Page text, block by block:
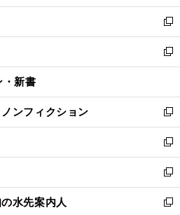
ウ
で
開
く
ン
ド
ウ
で
開
ウ
ィ
ン
ド
ウ
開
く
し
い
ウ
ィ
ン
ウ
で
開
く
新
し
い
ウ
ン
ド
ウ
で
開
く
新
し
ウ
ィ
ン
ド
ウ
で
開
く
・新書
ンフィクション
新
し
い
ウ
ィ
ン
ド
新
し
い
ウ
ィ
新
し
い
水先案内人
新